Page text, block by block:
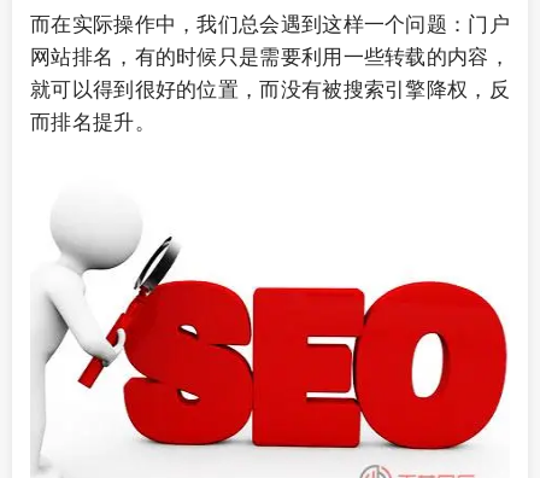
而在实际操作中，我们总会遇到这样一个问题：门户
网站排名，有的时候只是需要利用一些转载的内容，
就可以得到很好的位置，而没有被搜索引擎降权，反
而排名提升。